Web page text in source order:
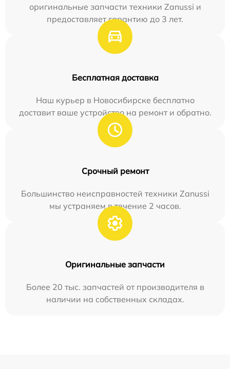
оригинальные запчасти техники Zanussi и
предоставляет гарантию до 3 лет.
Бесплатная доставка
Наш курьер в Новосибирске бесплатно
доставит ваше устройство на ремонт и обратно.
Срочный ремонт
Большинство неисправностей техники Zanussi
мы устраняем в течение 2 часов.
Оригинальные запчасти
Более 20 тыс. запчастей от производителя в
наличии на собственных складах.